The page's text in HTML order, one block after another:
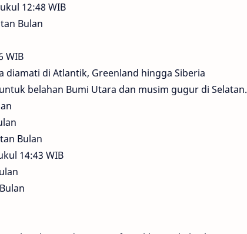
12:48 WIB
Bulan
WIB
diamati di Atlantik, Greenland hingga Siberia
belahan Bumi Utara dan musim gugur di Selatan.
Bulan
14:43 WIB